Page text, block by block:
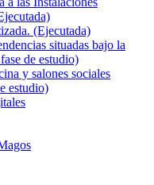
(Ejecutada)
situadas bajo la
de estudio)
y salones sociales
estudio)